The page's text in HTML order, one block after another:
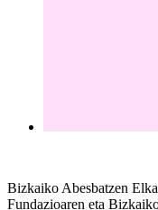
Bizkaiko Abesbatzen
Fundazioaren eta